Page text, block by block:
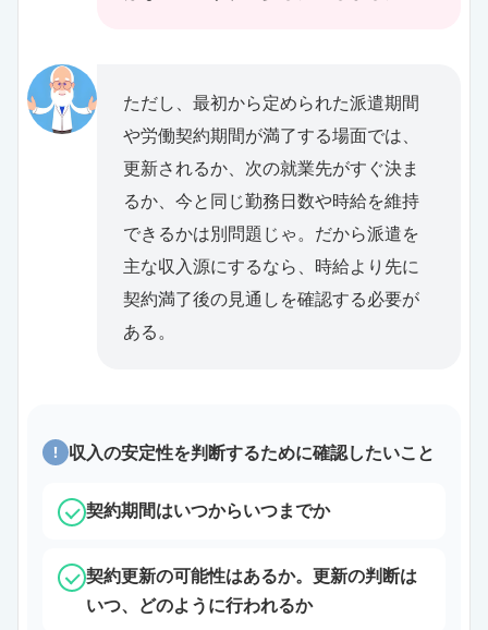
ただし、最初から定められた派遣期間
や労働契約期間が満了する場面では、
更新されるか、次の就業先がすぐ決ま
るか、今と同じ勤務日数や時給を維持
できるかは別問題じゃ。だから派遣を
主な収入源にするなら、時給より先に
契約満了後の見通しを確認する必要が
ある。
! 収入の安定性を判断するために確認したいこと
契約期間はいつからいつまでか
契約更新の可能性はあるか。更新の判断は
いつ、どのように行われるか